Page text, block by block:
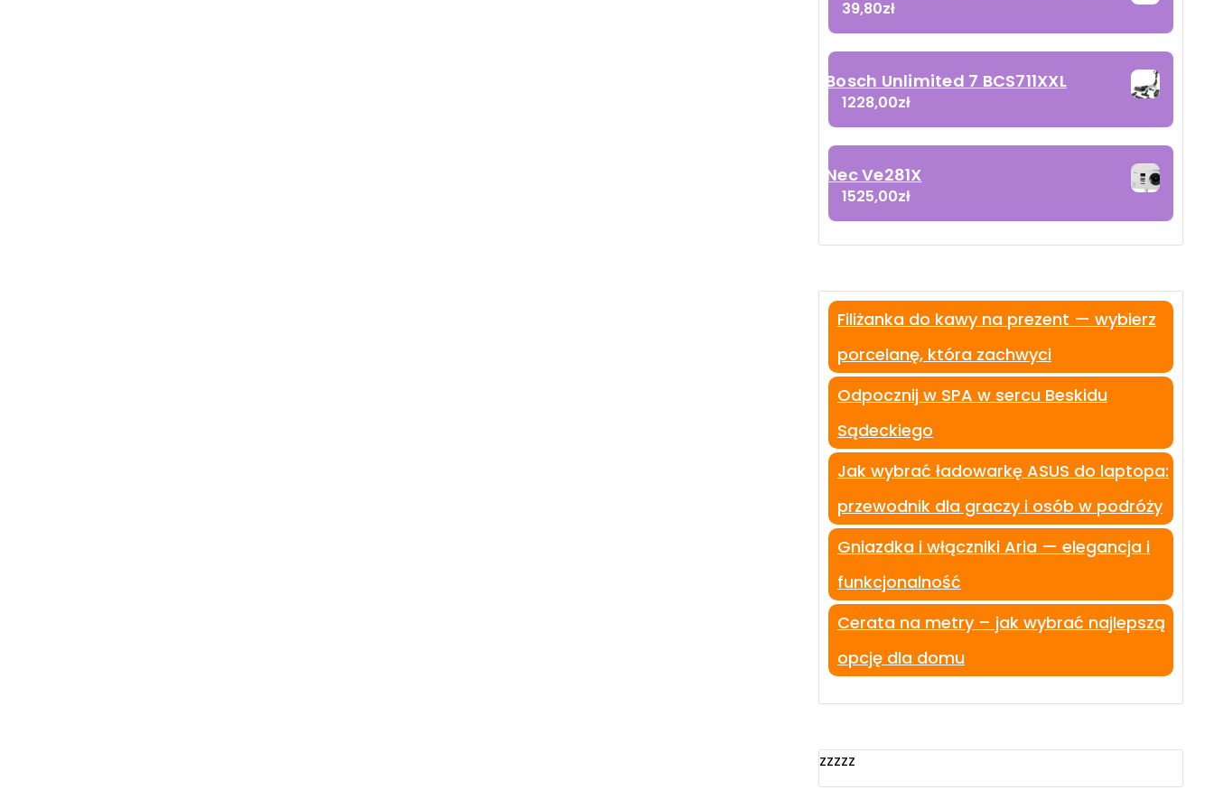
39,80zł
Bosch Unlimited 7 BCS711XXL
1228,00zł
Nec Ve281X
1525,00zł
Filiżanka do kawy na prezent — wybierz
porcelanę, która zachwyci
Odpocznij w SPA w sercu Beskidu
Sądeckiego
Jak wybrać ładowarkę ASUS do laptopa:
przewodnik dla graczy i osób w podróży
Gniazdka i włączniki Aria — elegancja i
funkcjonalność
Cerata na metry – jak wybrać najlepszą
opcję dla domu
zzzzz